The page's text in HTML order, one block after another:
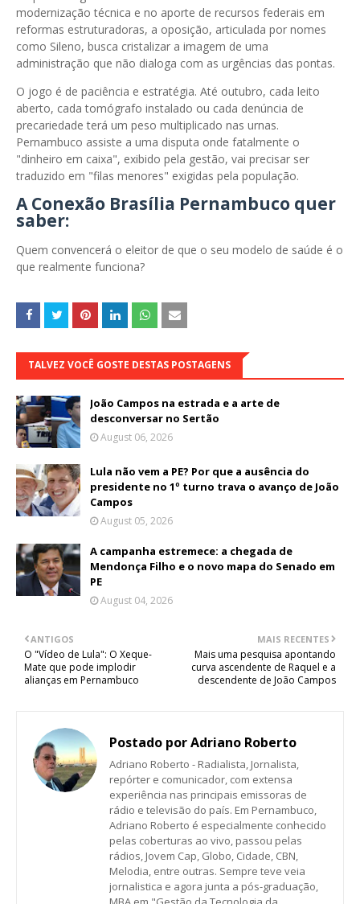
modernização técnica e no aporte de recursos federais em
reformas estruturadoras, a oposição, articulada por nomes
como Sileno, busca cristalizar a imagem de uma
administração que não dialoga com as urgências das pontas.
O jogo é de paciência e estratégia. Até outubro, cada leito
aberto, cada tomógrafo instalado ou cada denúncia de
precariedade terá um peso multiplicado nas urnas.
Pernambuco assiste a uma disputa onde fatalmente o
"dinheiro em caixa", exibido pela gestão, vai precisar ser
traduzido em "filas menores" exigidas pela população.
A Conexão Brasília Pernambuco quer
saber:
Quem convencerá o eleitor de que o seu modelo de saúde é o
que realmente funciona?
TALVEZ VOCÊ GOSTE DESTAS POSTAGENS
João Campos na estrada e a arte de
desconversar no Sertão
August 06, 2026
Lula não vem a PE? Por que a ausência do
presidente no 1º turno trava o avanço de João
Campos
August 05, 2026
A campanha estremece: a chegada de
Mendonça Filho e o novo mapa do Senado em
PE
August 04, 2026
MAIS RECENTES
Mais uma pesquisa apontando
curva ascendente de Raquel e a
descendente de João Campos
ANTIGOS
O "Vídeo de Lula": O Xeque-
Mate que pode implodir
alianças em Pernambuco
Postado porAdriano Roberto
Adriano Roberto - Radialista, Jornalista,
repórter e comunicador, com extensa
experiência nas principais emissoras de
rádio e televisão do país. Em Pernambuco,
Adriano Roberto é especialmente conhecido
pelas coberturas ao vivo, passou pelas
rádios, Jovem Cap, Globo, Cidade, CBN,
Melodia, entre outras. Sempre teve veia
jornalistica e agora junta a pós-graduação,